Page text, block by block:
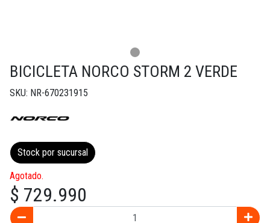
BICICLETA NORCO STORM 2 VERDE
SKU: NR-670231915
Stock por sucursal
Agotado.
$ 729.990